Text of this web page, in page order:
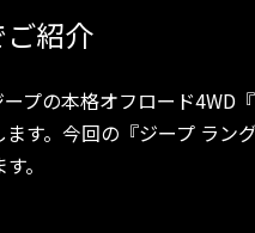
紹介
プの本格オフロード4WD『
す。今回の『ジープ ラン
。